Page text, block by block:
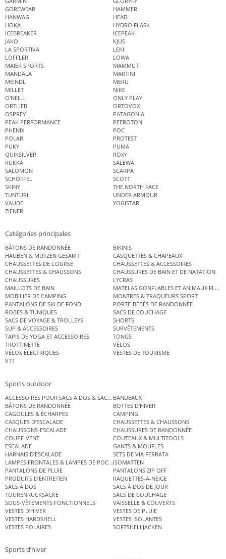
GOREWEAR
HAMMER
HANWAG
HEAD
HOKA
HYDRO FLASK
ICEBREAKER
ICEPEAK
JAKO
KJUS
LA SPORTIVA
LEKI
LÖFFLER
LOWA
MAIER SPORTS
MAMMUT
MANDALA
MARTINI
MEINDL
MERU
MILLET
NIKE
O'NEILL
ONLY PLAY
ORTLIEB
ORTOVOX
OSPREY
PATAGONIA
PEAK PERFORMANCE
PEEROTON
PHENIX
POC
POLAR
PROTEST
PUKY
PUMA
QUIKSILVER
ROXY
RUKKA
SALEWA
SALOMON
SCARPA
SCHÖFFEL
SCOTT
SKINY
THE NORTH FACE
TUNTURI
UNDER ARMOUR
VAUDE
YOGISTAR
ZIENER
Catégories principales
BÂTONS DE RANDONNÉE
BIKINIS
HAUBEN & MÜTZEN GESAMT
CASQUETTES & CHAPEAUX
CHAUSSETTES DE COURSE
CHAUSSETTES & ACCESSOIRES
CHAUSSETTES & CHAUSSONS
CHAUSSURES DE BAIN ET DE NATATION
CHAUSSURES
LYCRAS
MAILLOTS DE BAIN
MATELAS GONFLABLES ET ANIMAUX
MOBILIER DE CAMPING
MONTRES & TRAQUEURS SPORT
PANTALONS DE SKI DE FOND
PORTE-BÉBÉS DE RANDONNÉE
ROBES & TUNIQUES
SACS DE COUCHAGE
SACS DE VOYAGE & TROLLEYS
SHORTS
SUP & ACCESSOIRES
SURVÊTEMENTS
TAPIS DE YOGA ET ACCESSOIRES
TONGS
TROTTINETTE
VÉLOS
VÉLOS ÉLECTRIQUES
VESTES DE TOURISME
VTT
Sports outdoor
ACCESSOIRES POUR SACS À DOS & SACS ÉTANCHES
BANDEAUX
BÂTONS DE RANDONNÉE
BOTTES D’HIVER
CAGOULES & ÉCHARPES
CAMPING
CASQUES D’ESCALADE
CHAUSSETTES & CHAUSSONS
CHAUSSONS-ESCALADE
CHAUSSURES DE RANDONNÉE
COUPE-VENT
COUTEAUX & MULTITOOLS
ESCALADE
GANTS & MOUFLES
HARNAIS D’ESCALADE
SETS DE VIA FERRATA
LAMPES FRONTALES & LAMPES DE POCHEISOMATTEN
PANTALONS DE PLUIE
PANTALONS ZIP OFF
PRODUITS D’ENTRETIEN
RAQUETTES-A-NEIGE
SACS À DOS
SACS À DOS DE JOUR
TOURENRUCKSÄCKE
SACS DE COUCHAGE
SOUS-VÊTEMENTS FONCTIONNELS
VAISSELLE & COUVERTS
VESTES D’HIVER
VESTES DE PLUIE
VESTES HARDSHELL
VESTES ISOLANTES
VESTES POLAIRES
SOFTSHELLJACKEN
Sports d’hiver